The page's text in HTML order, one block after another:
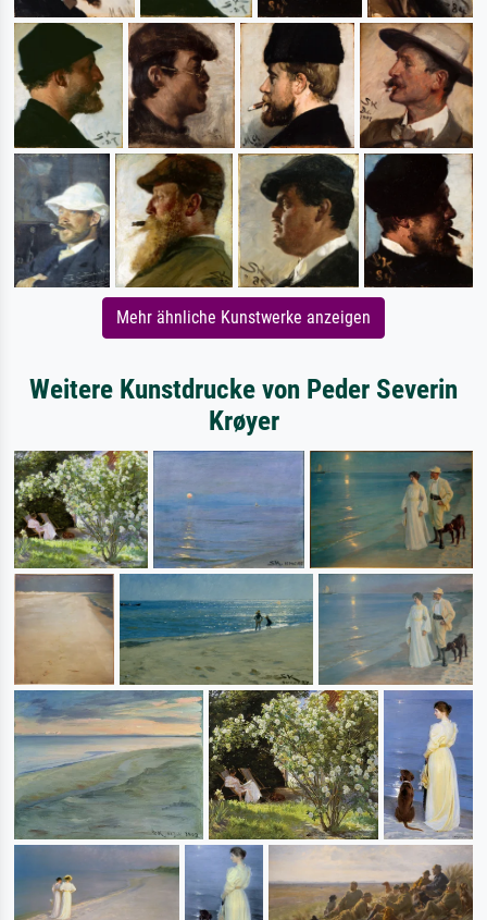
Mehr ähnliche Kunstwerke anzeigen
Weitere Kunstdrucke von Peder Severin
Krøyer